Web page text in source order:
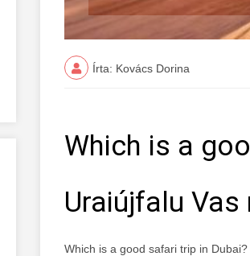
Írta: Kovács Dorina
Which is a
Uraiújfalu Vas
Which is a good safari trip in